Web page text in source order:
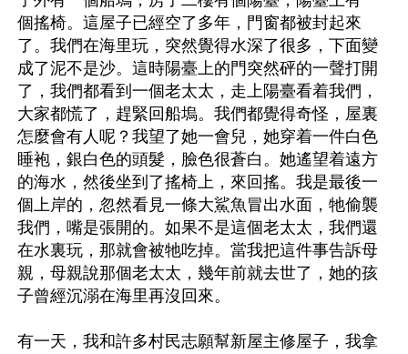
個搖椅。這屋子已經空了多年，門窗都被封起來
了。我們在海里玩，突然覺得水深了很多，下面變
成了泥不是沙。這時陽臺上的門突然砰的一聲打開
了，我們都看到一個老太太，走上陽臺看着我們，
大家都慌了，趕緊回船塢。我們都覺得奇怪，屋裏
怎麼會有人呢？我望了她一會兒，她穿着一件白色
睡袍，銀白色的頭髮，臉色很蒼白。她遙望着遠方
的海水，然後坐到了搖椅上，來回搖。我是最後一
個上岸的，忽然看見一條大鯊魚冒出水面，牠偷襲
我們，嘴是張開的。如果不是這個老太太，我們還
在水裏玩，那就會被牠吃掉。當我把這件事告訴母
親，母親說那個老太太，幾年前就去世了，她的孩
子曾經沉溺在海里再沒回來。
有一天，我和許多村民志願幫新屋主修屋子，我拿